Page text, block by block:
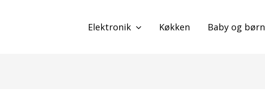
Elektronik Køkken Baby og børn